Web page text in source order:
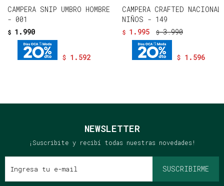
CAMPERA SNIP UMBRO HOMBRE
- 001
$ 1.990
$ 1.592
CAMPERA CRAFTED NACIONAL
NIÑOS - 149
$ 1.995 $ 3.990
$ 1.596
NEWSLETTER
¡Suscribite y recibí todas nuestras novedades!
SUSCRIBIRME